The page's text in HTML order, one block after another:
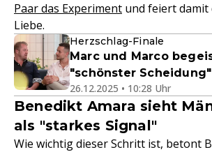
Paar das Experiment und feiert damit
Liebe.
Herzschlag-Finale
Marc und Marco
"schönster Scheidung"
26.12.2025 • 10:28 Uhr
Benedikt Amara sieht
als "starkes Signal"
Wie wichtig dieser Schritt ist, betont